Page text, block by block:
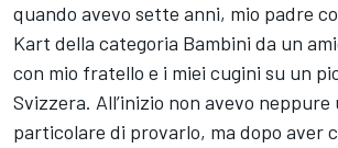
quando avevo sette anni, mio padre
Kart della categoria Bambini da un
con mio fratello e i miei cugini su un
Svizzera. All’inizio non avevo neppure
particolare di provarlo, ma dopo aver